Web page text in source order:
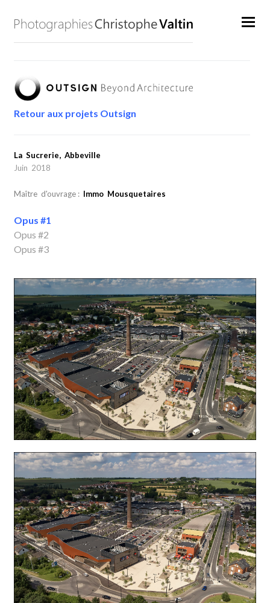
Retour aux projets Outsign
La Sucrerie, Abbeville
Juin 2018
Maître d'ouvrage : Immo Mousquetaires
Opus #1
Opus #2
Opus #3